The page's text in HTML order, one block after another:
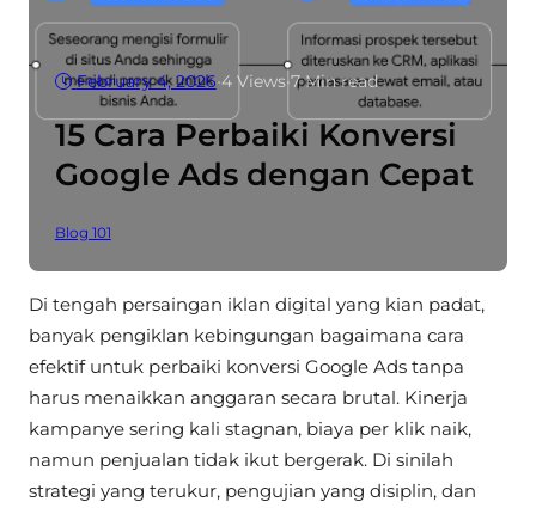
February 4, 2026•4Views•7 Min read
15 Cara Perbaiki Konversi
Google Ads dengan Cepat
Blog 101
Di tengah persaingan iklan digital yang kian padat,
banyak pengiklan kebingungan bagaimana cara
efektif untuk perbaiki konversi Google Ads tanpa
harus menaikkan anggaran secara brutal. Kinerja
kampanye sering kali stagnan, biaya per klik naik,
namun penjualan tidak ikut bergerak. Di sinilah
strategi yang terukur, pengujian yang disiplin, dan